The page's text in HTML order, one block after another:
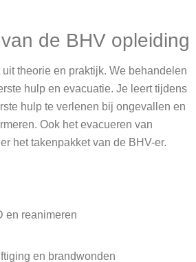
de BHV opleiding
theorie en praktijk. We behandelen
hulp en evacuatie. Je leert tijdens
hulp te verlenen bij ongevallen en
Ook het evacueren van
het takenpakket van de BHV-er.
en reanimeren
en brandwonden